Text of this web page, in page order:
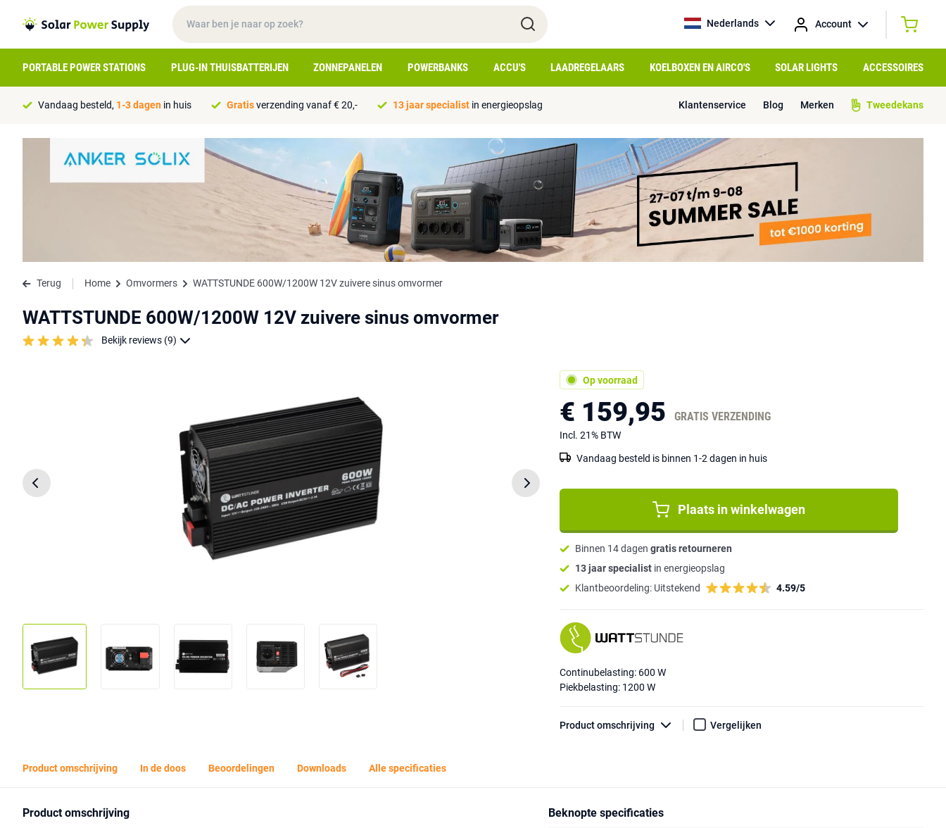
Nederlands Account
PORTABLE POWER STATIONS PLUG-IN THUISBATTERIJEN ZONNEPANELEN POWERBANKS ACCU'S LAADREGELAARS KOELBOXEN EN AIRCO'S SOLAR LIGHTS ACCESSOIRES
Vandaag besteld, 1-3 dagen in huis Gratisverzending vanaf € 20,- 13 jaar specialist in energieopslag Klantenservice Blog Merken Tweedekans
Terug Home Omvormers WATTSTUNDE 600W/1200W 12V zuivere sinus omvormer
WATTSTUNDE 600W/1200W 12V zuivere sinus omvormer
Bekijk reviews (9)
Op voorraad
€ 159,95 GRATIS VERZENDING
Incl. 21% BTW
Vandaag besteld is binnen 1-2 dagen in huis
Plaats in winkelwagen
Binnen 14 dagen gratis retourneren
13 jaar specialist in energieopslag
Klantbeoordeling: Uitstekend 4.59/5
Continubelasting: 600 W
Piekbelasting: 1200 W
Product omschrijving Vergelijken
Product omschrijving In de doos Beoordelingen Downloads Alle specificaties
Product omschrijving Beknopte specificaties